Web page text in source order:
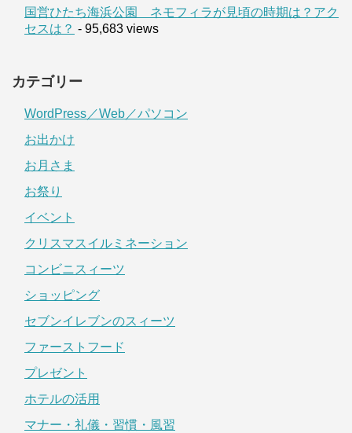
国営ひたち海浜公園 ネモフィラが見頃の時期は？アク
セスは？ - 95,683 views
カテゴリー
WordPress／Web／パソコン
お出かけ
お月さま
お祭り
イベント
クリスマスイルミネーション
コンビニスィーツ
ショッピング
セブンイレブンのスィーツ
ファーストフード
プレゼント
ホテルの活用
マナー・礼儀・習慣・風習